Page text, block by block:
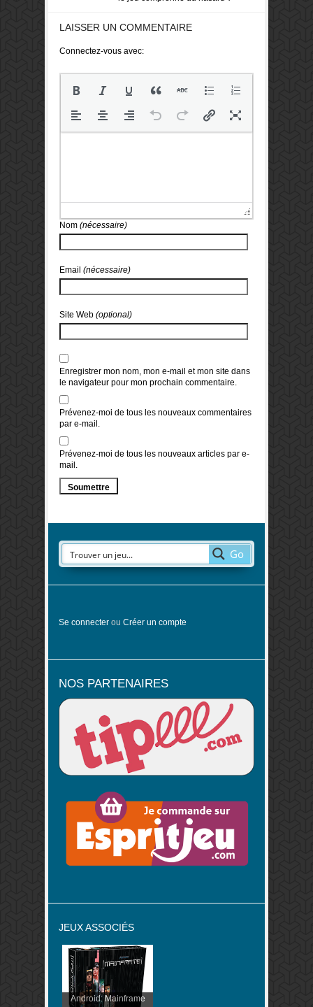
LAISSER UN COMMENTAIRE
Connectez-vous avec:
Nom (nécessaire)
Email (nécessaire)
Site Web (optional)
Enregistrer mon nom, mon e-mail et mon site dans
le navigateur pour mon prochain commentaire.
Prévenez-moi de tous les nouveaux commentaires
par e-mail.
Prévenez-moi de tous les nouveaux articles par e-
mail.
Go
Se connecter ou Créer un compte
NOS PARTENAIRES
JEUX ASSOCIÉS
Android: Mainframe